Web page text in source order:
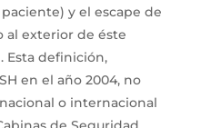
y el escape de
al exterior de éste
Esta definición,
en el año 2004, no
o internacional